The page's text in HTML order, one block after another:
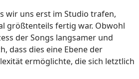
wir uns erst im Studio trafen,
größtenteils fertig war. Obwohl
der Songs langsamer und
dass dies eine Ebene der
ermöglichte, die sich letztlich